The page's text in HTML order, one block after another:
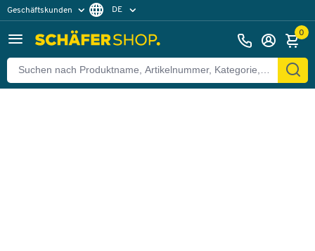
Geschäftskunden DE
0
Zurück